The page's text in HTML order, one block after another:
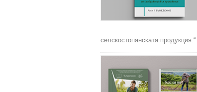
селскостопанската продукция.“